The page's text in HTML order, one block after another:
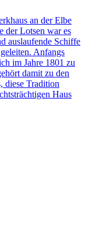
an der Elbe
der Lotsen war es
auslaufende Schiffe
Anfangs
im Jahre 1801 zu
damit zu den
diese Tradition
Haus